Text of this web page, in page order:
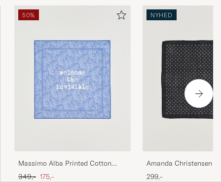
50%
Massimo Alba Printed Cotton
Voile Hankerchief Tulip
Ordinary pris
349,- Nedsat pris
175,-
NYHED
Amanda Christensen
Pocket Square Navy
299,-